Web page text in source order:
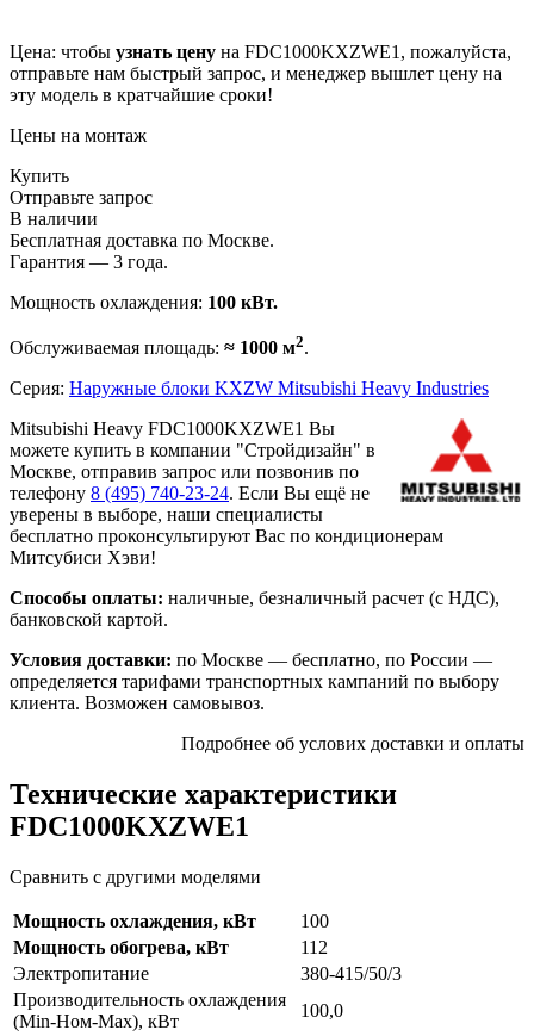
Цена: чтобы узнать цену на FDC1000KXZWE1, пожалуйста,
отправьте нам быстрый запрос, и менеджер вышлет цену на
эту модель в кратчайшие сроки!
Цены на монтаж
Купить
Отправьте запрос
В наличии
Бесплатная доставка по Москве.
Гарантия — 3 года.
Мощность охлаждения: 100 кВт.
Обслуживаемая площадь: ≈ 1000 м2.
Серия: Наружные блоки KXZW Mitsubishi Heavy Industries
Mitsubishi Heavy FDC1000KXZWE1 Вы
можете купить в компании "Стройдизайн" в
Москве, отправив запрос или позвонив по
телефону 8 (495) 740-23-24. Если Вы ещё не
уверены в выборе, наши специалисты
бесплатно проконсультируют Вас по кондиционерам
Митсубиси Хэви!
Способы оплаты: наличные, безналичный расчет (с НДС),
банковской картой.
Условия доставки: по Москве — бесплатно, по России —
определяется тарифами транспортных кампаний по выбору
клиента. Возможен самовывоз.
Подробнее об услових доставки и оплаты
Технические характеристики
FDC1000KXZWE1
Сравнить с другими моделями
Мощность охлаждения, кВт
100
Мощность обогрева, кВт
112
Электропитание
380-415/50/3
Производительность охлаждения
(Min-Ном-Max), кВт
100,0